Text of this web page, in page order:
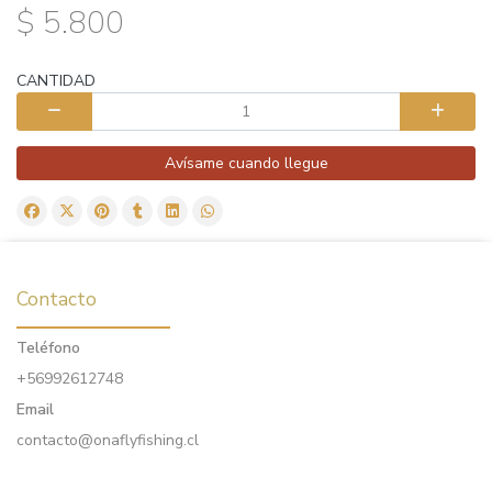
$ 5.800
CANTIDAD
Avísame cuando llegue
Contacto
Teléfono
+56992612748
Email
contacto@onaflyfishing.cl